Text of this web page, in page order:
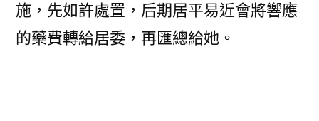
施，先如許處置，后期居平易近會將響應
的藥費轉給居委，再匯總給她。